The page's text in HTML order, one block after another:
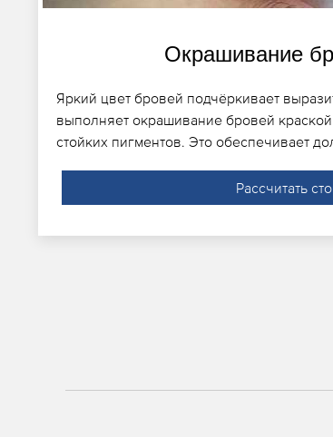
Окрашивание
Яркий цвет бровей подчёркивает
выполняет окрашивание бровей
стойких пигментов. Это обеспечивает
Рассчитать